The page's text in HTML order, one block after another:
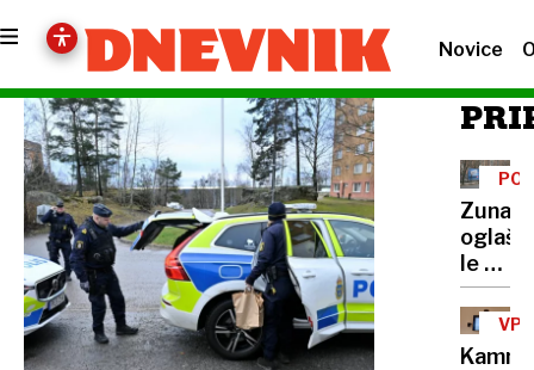
Novice
le z